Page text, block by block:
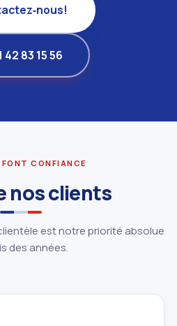
42 83 15 56
CONFIANCE
nos clients
est notre priorité absolue
des années.